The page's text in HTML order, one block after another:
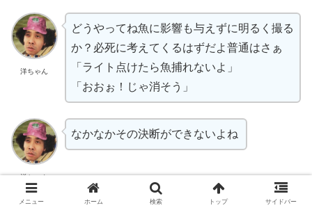
洋ちゃん
どうやってね魚に影響も与えずに明るく撮る
か？必死に考えてくるはずだよ普通はさぁ
「ライト点けたら魚捕れないよ」
「おおぉ！じゃ消そう」
洋ちゃん
なかなかその決断ができないよね
メニュー ホーム 検索 トップ サイドバー